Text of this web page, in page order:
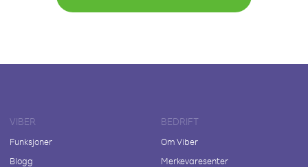
VIBER
Funksjoner
Blogg
BEDRIFT
Om Viber
Merkevaresenter